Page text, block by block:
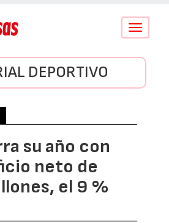
Conmutar
DEPORTIVO
su año con
neto de
el 9 %